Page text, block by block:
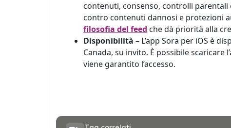
contenuti, consenso, controlli
contro contenuti dannosi e protezioni
filosofia del feed che dà priorità alla
Disponibilità – L’app Sora per iOS è
Canada, su invito. È possibile scaricare
viene garantito l’accesso.